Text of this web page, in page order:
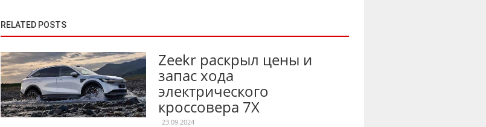
RELATED POSTS
Zeekr раскрыл цены и
запас хода
электрического
кроссовера 7X
23.09.2024